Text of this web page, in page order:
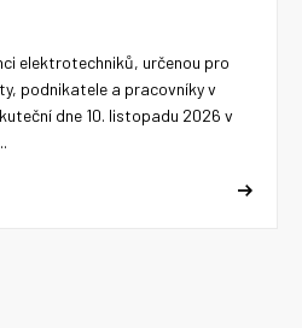
elektrotechniků, určenou pro
podnikatele a pracovníky v
dne 10. listopadu 2026 v